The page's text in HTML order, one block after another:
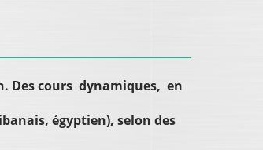
Des cours dynamiques, en
égyptien), selon des